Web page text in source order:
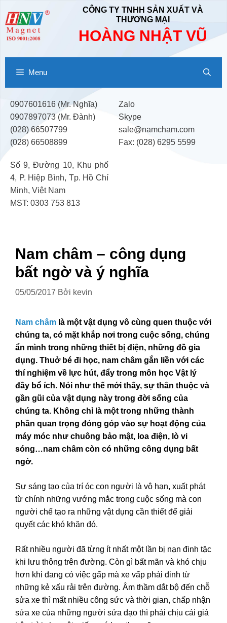
đến
nội
CÔNG TY TNHH SẢN XUẤT VÀ
THƯƠNG MẠI
HOÀNG NHẬT VŨ
Menu
0907601616 (Mr. Nghĩa)
0907897073 (Mr. Đành)
(028) 66507799
(028) 66508899
Zalo
Skype
sale@namcham.com
Fax: (028) 6295 5599
Số 9, Đường 10, Khu phố
4, P. Hiệp Bình, Tp. Hồ Chí
Minh, Việt Nam
MST: 0303 753 813
Nam châm – công dụng
bất ngờ và ý nghĩa
05/05/2017 Bởi kevin
Nam châm là một vật dụng vô cùng quen thuộc với
chúng ta, có mặt khắp nơi trong cuộc sống, chúng
ẩn mình trong những thiết bị điện, những đồ gia
dụng. Thuở bé đi học, nam châm gắn liền với các
thí nghiệm về lực hút, đẩy trong môn học Vật lý
đầy bổ ích. Nói như thế mới thấy, sự thân thuộc và
gần gũi của vật dụng này trong đời sống của
chúng ta. Không chỉ là một trong những thành
phần quan trọng đóng góp vào sự hoạt động của
máy móc như chuông bảo mật, loa điện, lò vi
sóng…nam châm còn có những công dụng bất
ngờ.
Sự sáng tạo của trí óc con người là vô hạn, xuất phát
từ chính những vướng mắc trong cuộc sống mà con
người chế tạo ra những vật dụng cần thiết để giải
quyết các khó khăn đó.
Rất nhiều người đã từng ít nhất một lần bị nạn đinh tặc
khi lưu thông trên đường. Còn gì bất mãn và khó chịu
hơn khi đang có việc gấp mà xe vấp phải đinh từ
những kẻ xấu rải trên đường. Âm thầm dắt bộ đến chỗ
sửa xe thì mất nhiều công sức và thời gian, chấp nhận
sửa xe của những người sửa dạo thì phải chịu cái giá